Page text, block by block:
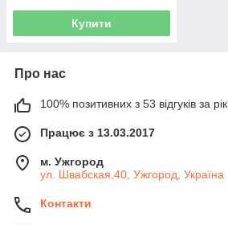
Купити
Про нас
100% позитивних з 53 відгуків за рік
Працює з 13.03.2017
м. Ужгород
ул. Швабская,40, Ужгород, Україна
Контакти